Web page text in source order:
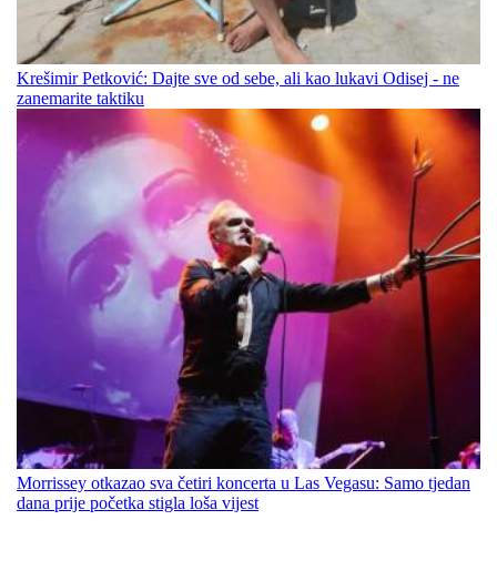
Krešimir Petković: Dajte sve od sebe, ali kao lukavi Odisej - ne
zanemarite taktiku
Morrissey otkazao sva četiri koncerta u Las Vegasu: Samo tjedan
dana prije početka stigla loša vijest